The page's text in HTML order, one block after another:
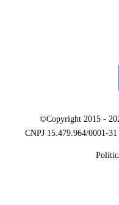
©Copyright 2015 -
CNPJ 15.479.964/0001-